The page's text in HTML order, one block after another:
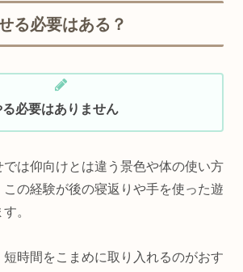
る必要はある？
必要はありません
では仰向けとは違う景色や体の使い方
この経験が後の寝返りや手を使った遊
。
時間をこまめに取り入れるのがおす